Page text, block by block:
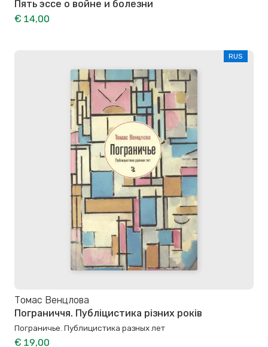
Пять эссе о войне и болезни
€ 14,00
RUS
Томас Венцлова
Пограниччя. Публіцистика різних років
Пограничье. Публицистика разных лет
€ 19,00